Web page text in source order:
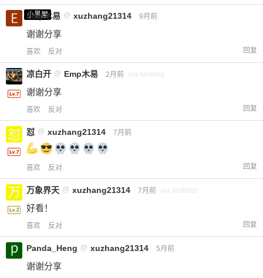
小黑屋
Emp木易 @ xuzhang21314 9月前
谢谢分享
喜欢 反对 回复
凉白开 @ Emp木易 2月前 via Android
谢谢分享
喜欢 反对 回复
怼 @ xuzhang21314 7月前
喜欢 反对 回复
万象界天 @ xuzhang21314 7月前 via Android
好看！
喜欢 反对 回复
Panda_Heng @ xuzhang21314 5月前
谢谢分享